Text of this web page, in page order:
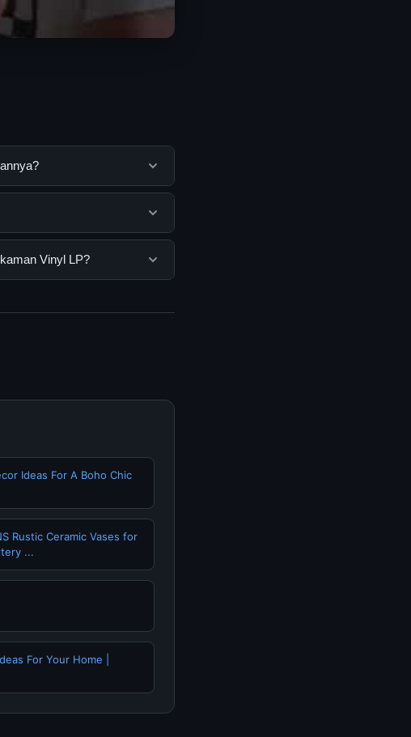
membantu pengguna
pengguna. Tidak ada
Vinyl LP?
Ideas For A Boho Chic
Rustic Ceramic Vases for
...
For Your Home |